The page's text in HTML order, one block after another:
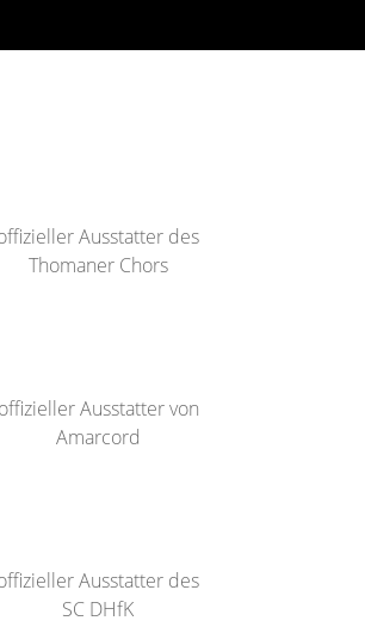
Ausstatter des
Thomaner Chors
offizieller Ausstatter von
Amarcord
Ausstatter des
SC DHfK